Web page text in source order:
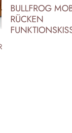
BULLFROG
RÜCKEN